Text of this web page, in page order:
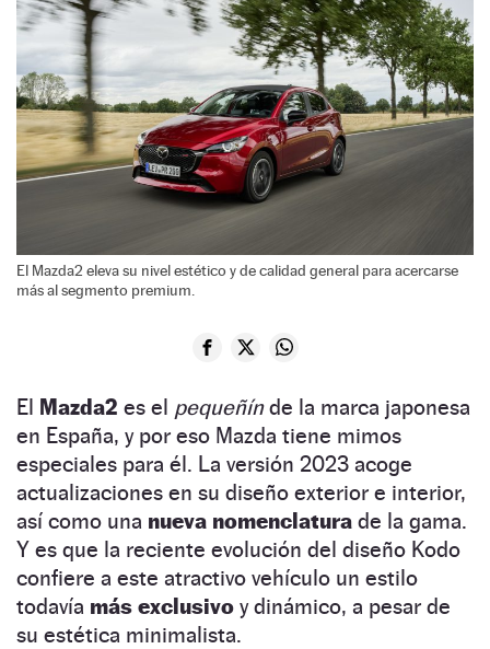
El Mazda2 eleva su nivel estético y de calidad general para acercarse
más al segmento premium.
El Mazda2 es el pequeñínde la marca japonesa
en España, y por eso Mazda tiene mimos
especiales para él. La versión 2023 acoge
actualizaciones en su diseño exterior e interior,
así como una nueva nomenclatura de la gama.
Y es que la reciente evolución del diseño Kodo
confiere a este atractivo vehículo un estilo
todavía más exclusivo y dinámico, a pesar de
su estética minimalista.